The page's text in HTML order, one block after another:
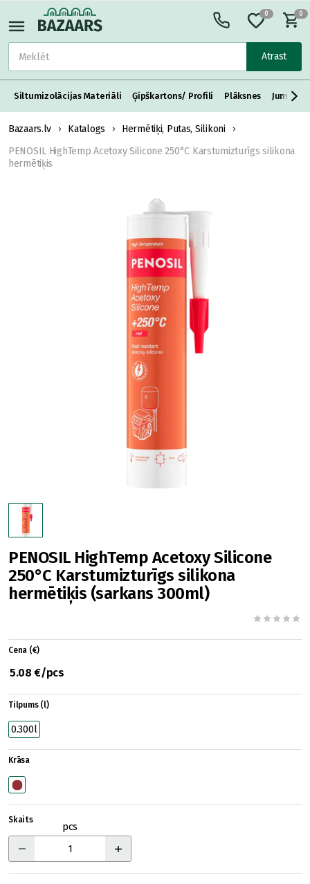
Atrast
0 0
Siltumizolācijas Materiāli Ģipškartons/ Profili Plāksnes Jumta
Bazaars.lv Katalogs
Hermētiķi, Putas, Silikoni
PENOSIL HighTemp Acetoxy Silicone 250°C Karstumizturīgs silikona
hermētiķis
PENOSIL HighTemp Acetoxy Silicone
250°C Karstumizturīgs silikona
hermētiķis (sarkans 300ml)
Cena (€)
5.08 €/pcs
Tilpums (l)
0.300l
Krāsa
Skaits
pcs